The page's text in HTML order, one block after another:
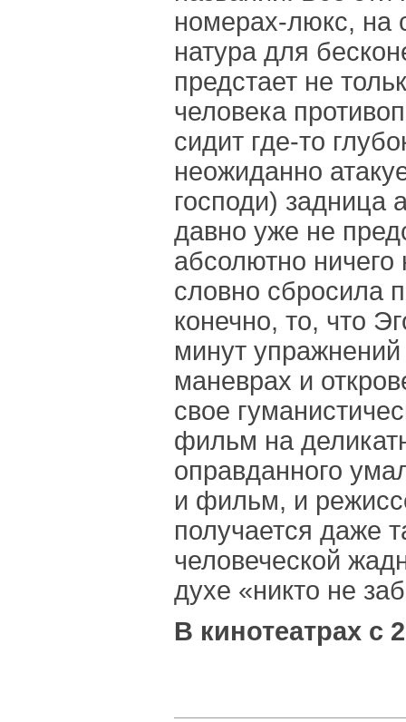
номерах-люкс, на
натура для
предстает не
человека
сидит где-то
неожиданно
господи) задница
давно уже не
абсолютно ничего
словно сбросила
конечно, то, что
минут
маневрах и
свое
фильм на
оправданного
и фильм, и
получается даже
человеческой
духе «никто не
В кинотеатрах с